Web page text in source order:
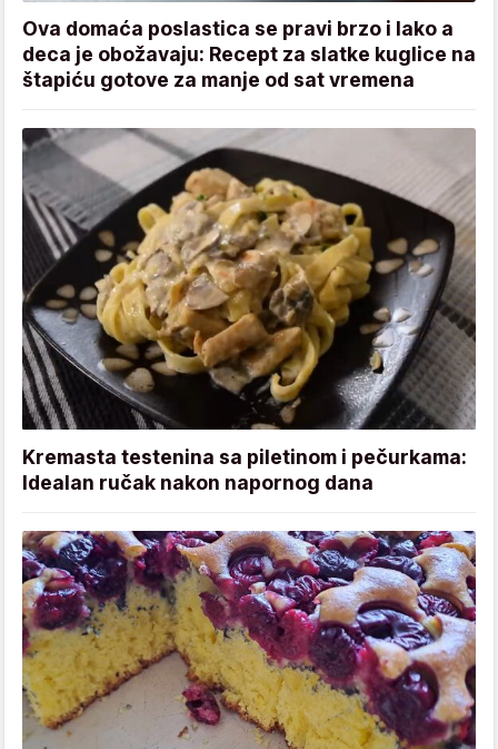
Ova domaća poslastica se pravi brzo i lako a
deca je obožavaju: Recept za slatke kuglice na
štapiću gotove za manje od sat vremena
Kremasta testenina sa piletinom i pečurkama:
Idealan ručak nakon napornog dana